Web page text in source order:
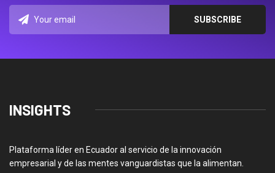
INSIGHTS
Plataforma líder en Ecuador al servicio de la innovación
empresarial y de las mentes vanguardistas que la alimentan.